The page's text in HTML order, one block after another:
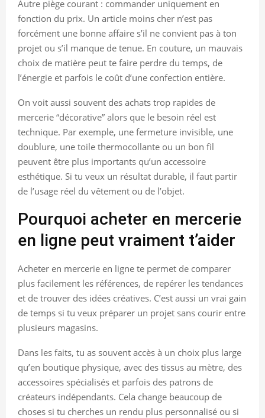
Autre piège courant : commander uniquement en
fonction du prix. Un article moins cher n’est pas
forcément une bonne affaire s’il ne convient pas à ton
projet ou s’il manque de tenue. En couture, un mauvais
choix de matière peut te faire perdre du temps, de
l’énergie et parfois le coût d’une confection entière.
On voit aussi souvent des achats trop rapides de
mercerie “décorative” alors que le besoin réel est
technique. Par exemple, une fermeture invisible, une
doublure, une toile thermocollante ou un bon fil
peuvent être plus importants qu’un accessoire
esthétique. Si tu veux un résultat durable, il faut partir
de l’usage réel du vêtement ou de l’objet.
Pourquoi acheter en mercerie
en ligne peut vraiment t’aider
Acheter en mercerie en ligne te permet de comparer
plus facilement les références, de repérer les tendances
et de trouver des idées créatives. C’est aussi un vrai gain
de temps si tu veux préparer un projet sans courir entre
plusieurs magasins.
Dans les faits, tu as souvent accès à un choix plus large
qu’en boutique physique, avec des tissus au mètre, des
accessoires spécialisés et parfois des patrons de
créateurs indépendants. Cela change beaucoup de
choses si tu cherches un rendu plus personnalisé ou si